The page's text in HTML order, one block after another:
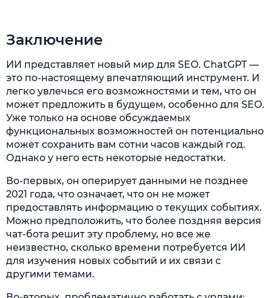
Заключение
ИИ представляет новый мир для SEO. ChatGPT —
это по-настоящему впечатляющий инструмент. И
легко увлечься его возможностями и тем, что он
может предложить в будущем, особенно для SEO.
Уже только на основе обсуждаемых
функциональных возможностей он потенциально
может сохранить вам сотни часов каждый год.
Однако у него есть некоторые недостатки.
Во-первых, он оперирует данными не позднее
2021 года, что означает, что он не может
предоставлять информацию о текущих событиях.
Можно предположить, что более поздняя версия
чат-бота решит эту проблему, но все же
неизвестно, сколько времени потребуется ИИ
для изучения новых событий и их связи с
другими темами.